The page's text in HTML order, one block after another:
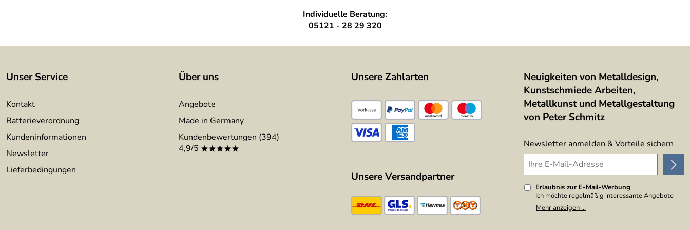
Individuelle Beratung:
05121 - 28 29 320
Unser Service
Kontakt
Batterieverordnung
Kundeninformationen
Newsletter
Lieferbedingungen
Über uns
Angebote
Made in Germany
Kundenbewertungen (394)
4,9/5 *****
Unsere Zahlarten
Unsere Versandpartner
Neuigkeiten von Metalldesign,
Kunstschmiede Arbeiten,
Metallkunst und Metallgestaltung
von Peter Schmitz
Newsletter anmelden & Vorteile sichern
Erlaubnis zur E-Mail-Werbung
Ich möchte regelmäßig interessante Angebote
per E-Mail erhalten. Meine E-Mail-Adresse wird
nicht an andere Unternehmen weitergegeben. Zu
Mehr anzeigen ...